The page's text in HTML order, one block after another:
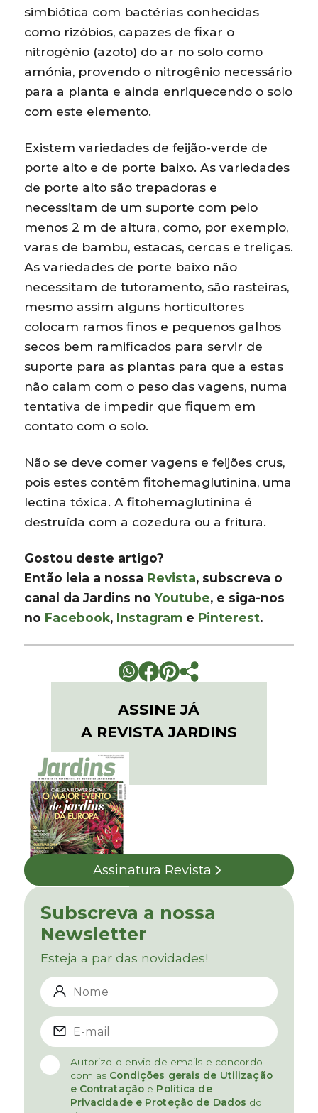
simbiótica com bactérias conhecidas
como rizóbios, capazes de fixar o
nitrogénio (azoto) do ar no solo como
amónia, provendo o nitrogênio necessário
para a planta e ainda enriquecendo o solo
com este elemento.
Existem variedades de feijão-verde de
porte alto e de porte baixo. As variedades
de porte alto são trepadoras e
necessitam de um suporte com pelo
menos 2 m de altura, como, por exemplo,
varas de bambu, estacas, cercas e treliças.
As variedades de porte baixo não
necessitam de tutoramento, são rasteiras,
mesmo assim alguns horticultores
colocam ramos finos e pequenos galhos
secos bem ramificados para servir de
suporte para as plantas para que a estas
não caiam com o peso das vagens, numa
tentativa de impedir que fiquem em
contato com o solo.
Não se deve comer vagens e feijões crus,
pois estes contêm fitohemaglutinina, uma
lectina tóxica. A fitohemaglutinina é
destruída com a cozedura ou a fritura.
Gostou deste artigo?
Então leia a nossa Revista, subscreva o
canal da Jardins noYoutube, e siga-nos
no Facebook, Instagram e Pinterest.
ASSINE JÁ
A REVISTA JARDINS
Assinatura Revista
Subscreva a nossa
Newsletter
Esteja a par das novidades!
Autorizo o envio de emails e concordo
com as Condições gerais de Utilização
e Contratação e Política de
Privacidade e Proteção de Dados do